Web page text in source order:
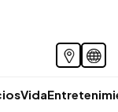
Vida